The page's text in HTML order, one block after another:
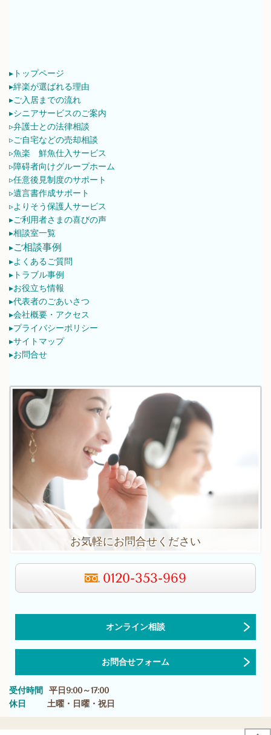
▸トップページ
▸絆楽が選ばれる理由
▸ご入居までの流れ
▸シニアサービスのご案内
▹弁護士との法律相談
▹ご自宅などの売却相談
▹魚楽 鮮魚仕入サービス
▹障碍者向けグループホーム
▹任意後見制度のサポート
▹遺言書作成サポート
▹よりそう保護人サービス
▸ご利用者さまの喜びの声
▸相談室一覧
▸ご相談事例
▸よくあるご質問
▸トラブル事例
▸お役立ち情報
▸代表者のごあいさつ
▸会社概要・アクセス
▸プライバシーポリシー
▸サイトマップ
▸お問合せ
お気軽にお問合せください
0120-353-969
オンライン相談
お問合せフォーム
受付時間
平日9:00～17:00
休日
土曜・日曜・祝日